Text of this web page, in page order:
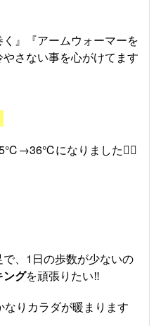
』『アームウォーマーを
さない事を心がけてます
になりました✌🏻
、1日の歩数が少ないの
ングを頑張りたい‼︎
りカラダが暖まります